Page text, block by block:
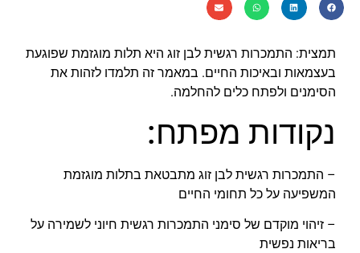
תמצית: התמכרות רגשית לבן זוג היא תלות מוגזמת שפוגעת
בעצמאות ובאיכות החיים. במאמר זה תלמדו לזהות את
הסימנים ולפתח כלים להחלמה.
נקודות מפתח:
– התמכרות רגשית לבן זוג מתבטאת בתלות מוגזמת
המשפיעה על כל תחומי החיים
– זיהוי מוקדם של סימני התמכרות רגשית חיוני לשמירה על
בריאות נפשית